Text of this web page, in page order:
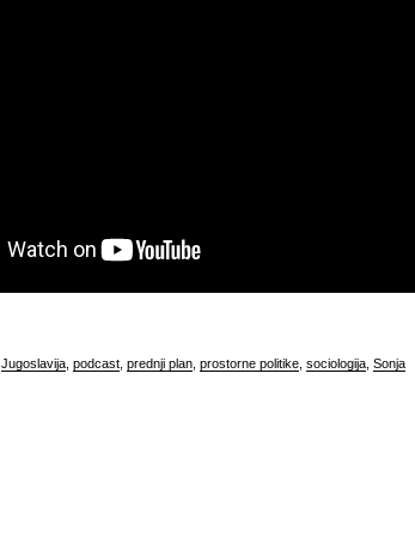
Jugoslavija podcast prednji plan prostorne politike sociologija Sonja